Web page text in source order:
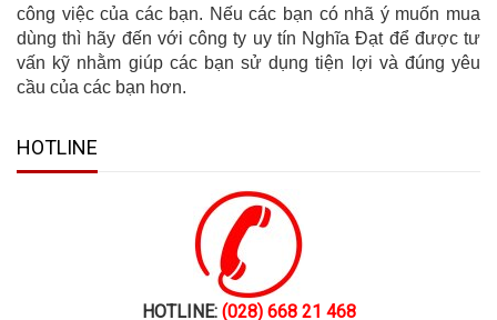
công việc của các bạn. Nếu các bạn có nhã ý muốn mua
dùng thì hãy đến với công ty uy tín Nghĩa Đạt để được tư
vấn kỹ nhằm giúp các bạn sử dụng tiện lợi và đúng yêu
cầu của các bạn hơn.
HOTLINE
HOTLINE: (028) 668 21 468